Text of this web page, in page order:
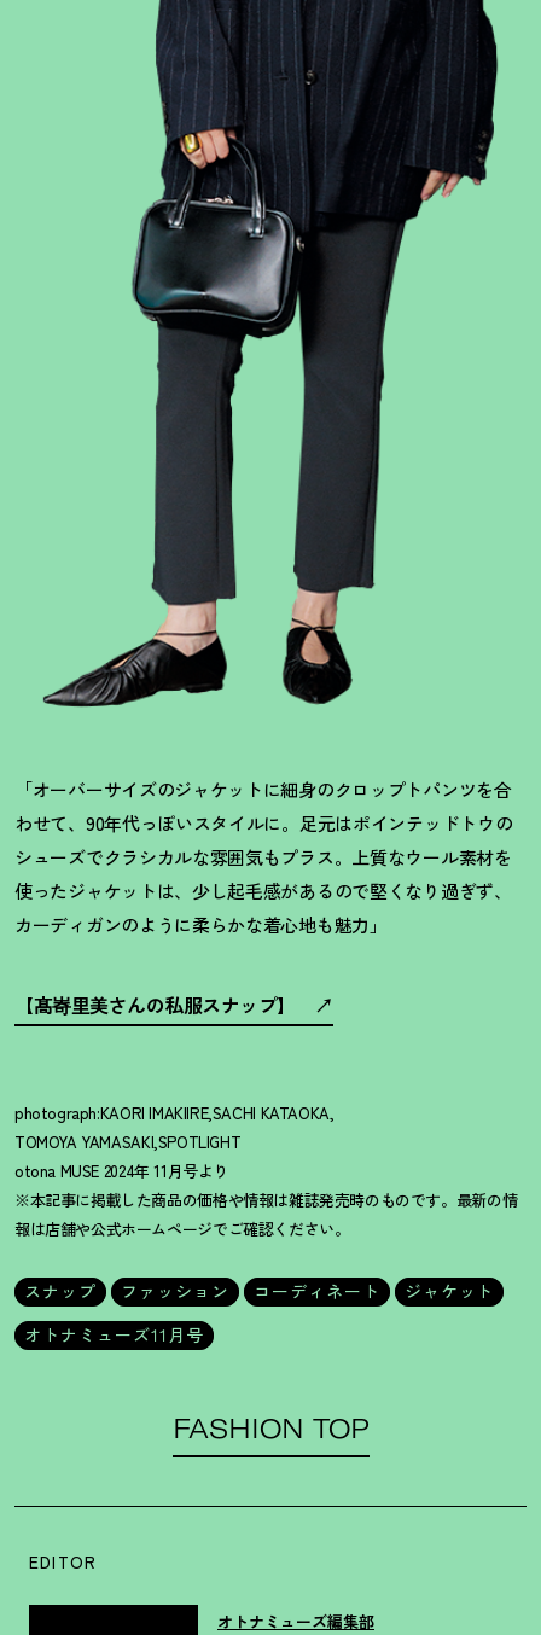
「オーバーサイズのジャケットに細身のクロップトパンツを合
わせて、90年代っぽいスタイルに。足元はポインテッドトウの
シューズでクラシカルな雰囲気もプラス。上質なウール素材を
使ったジャケットは、少し起毛感があるので堅くなり過ぎず、
カーディガンのように柔らかな着心地も魅力」
【髙㟢里美さんの私服スナップ】
photograph:KAORI IMAKIIRE,SACHI KATAOKA,
TOMOYA YAMASAKI,SPOTLIGHT
otona MUSE 2024年 11月号より
※本記事に掲載した商品の価格や情報は雑誌発売時のものです。最新の情
報は店舗や公式ホームページでご確認ください。
スナップ ファッション コーディネート
ジャケット
オトナミューズ11月号
FASHION TOP
EDITOR
オトナミューズ編集部